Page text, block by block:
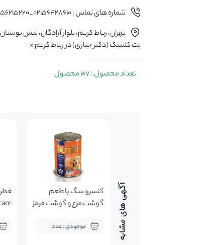
شماره های تماس : 02156428610_02156215220_09126767065
پت کلینیک (دکتر جباری) در رباط کریم ×
تعداد محصول : 107 محصول
کنسرو سگ با طعم
گوشت مرغ و گوشت قرمز
موجودی : عدد